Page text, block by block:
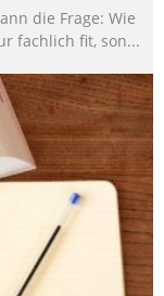
die Frage: Wie
fachlich fit, son...